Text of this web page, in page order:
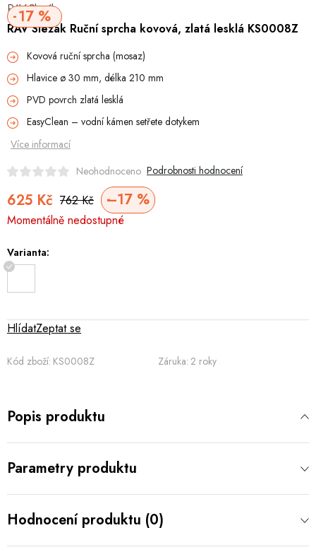
World Cleanup Day
Akční ceny
Půjčovna Kontaktuje nás
Obchodní podmínky
Vrácení a reklamace
Podmínky ochrany osobních údajů
Obchodní podmínky pro podnikatele
Způsob doručení a platby
Zásady používání cookies
762 Kč –17 %
625 Kč
Měrná
Varianta:
Momentálně nedostupné
Kód zboží: KS0008Z Záruka: 2 roky
Zeptat se
Hlídat
RAV Slezák
RAV Slezák Ruční sprcha kovová, zlatá lesklá KS0008Z
Kovová ruční sprcha (mosaz)
Hlavice ø 30 mm, délka 210 mm
PVD povrch zlatá lesklá
EasyClean – vodní kámen setřete dotykem
Více informací
17 %
Neohodnoceno Podrobnosti hodnocení
Popis produktu
Parametry produktu
Hodnocení produktu (0)